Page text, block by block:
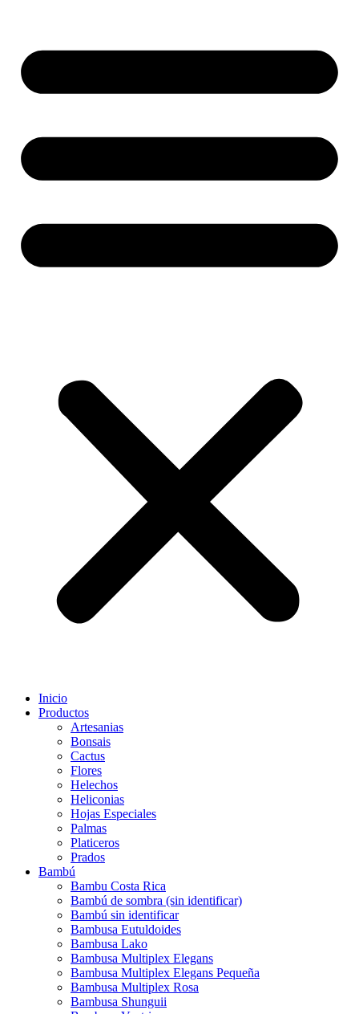
Inicio
Productos
Artesanias
Bonsais
Cactus
Flores
Helechos
Heliconias
Hojas Especiales
Palmas
Platiceros
Prados
Bambú
Bambu Costa Rica
Bambú de sombra (sin identificar)
Bambú sin identificar
Bambusa Eutuldoides
Bambusa Lako
Bambusa Multiplex Elegans
Bambusa Multiplex Elegans Pequeña
Bambusa Multiplex Rosa
Bambusa Shunguii